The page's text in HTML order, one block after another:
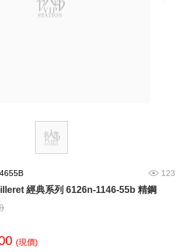
123
經典系列 6126n-1146-55b 精鋼
(現價)